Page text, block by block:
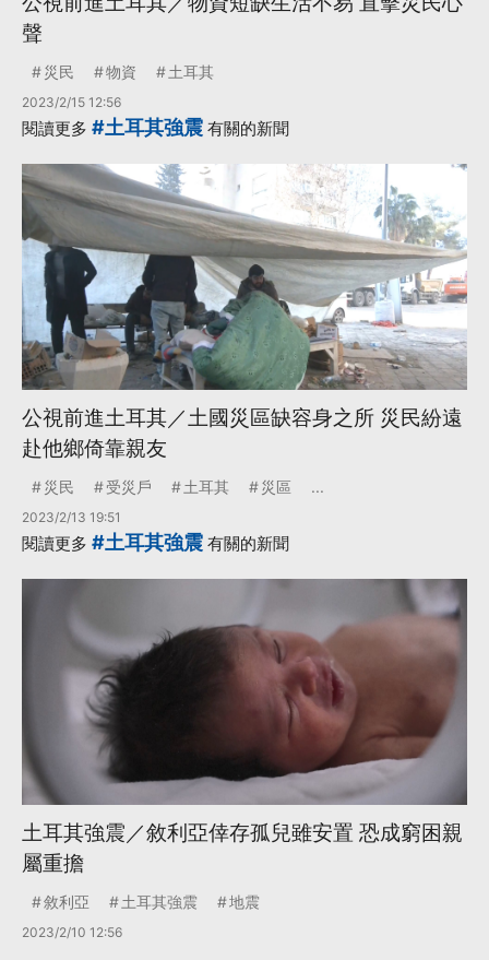
聲
災民 物資 土耳其
2023/2/15 12:56
閱讀更多 #土耳其強震 有關的新聞
公視前進土耳其／土國災區缺容身之所 災民紛遠
赴他鄉倚靠親友
災民 受災戶 土耳其 災區 ...
2023/2/13 19:51
閱讀更多 #土耳其強震 有關的新聞
土耳其強震／敘利亞倖存孤兒雖安置 恐成窮困親
屬重擔
敘利亞 土耳其強震 地震
2023/2/10 12:56